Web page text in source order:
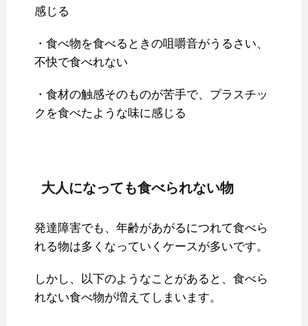
感じる
・食べ物を食べるときの咀嚼音がうるさい、
不快で食べれない
・食材の触感そのものが苦手で、プラスチッ
クを食べたような味に感じる
大人になっても食べられない物
発達障害でも、年齢があがるにつれて食べら
れる物は多くなっていくケースが多いです。
しかし、以下のようなことがあると、食べら
れない食べ物が増えてしまいます。